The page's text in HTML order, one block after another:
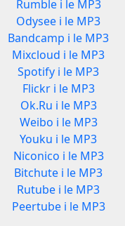
Rumble i le MP3
Odysee i le MP3
Bandcamp i le MP3
Mixcloud i le MP3
Spotify i le MP3
Flickr i le MP3
Ok.Ru i le MP3
Weibo i le MP3
Youku i le MP3
Niconico i le MP3
Bitchute i le MP3
Rutube i le MP3
Peertube i le MP3